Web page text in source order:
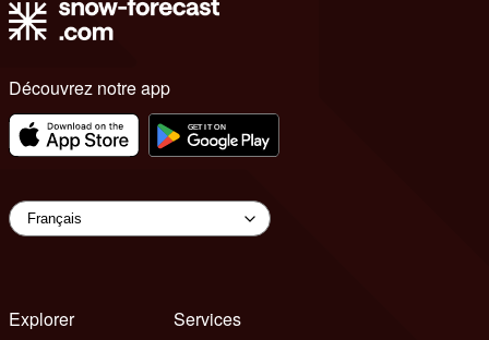
Découvrez notre app
Explorer
Services